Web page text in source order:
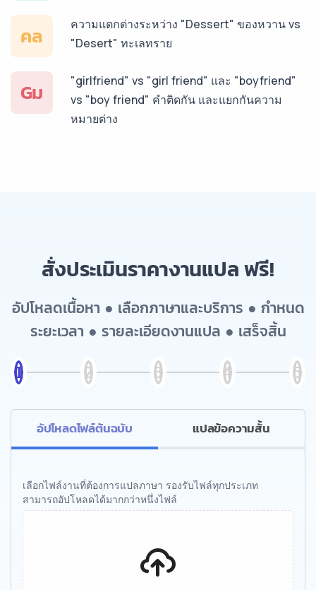
คล
ความแตกต่างระหว่าง "Dessert" ของหวาน vs
"Desert" ทะเลทราย
Gม
"girlfriend" vs "girl friend" และ "boyfriend"
vs "boy friend" คำติดกัน และแยกกันความ
หมายต่าง
สั่งประเมินราคางานแปล ฟรี!
อัปโหลดเนื้อหา ● เลือกภาษาและบริการ ● กำหนด
ระยะเวลา ● รายละเอียดงานแปล ● เสร็จสิ้น
อัปโหลดไฟล์ต้นฉบับ แปลข้อความสั้น
เลือกไฟล์งานที่ต้องการแปลภาษา รองรับไฟล์ทุกประเภท
สามารถอัปโหลดได้มากกว่าหนึ่งไฟล์